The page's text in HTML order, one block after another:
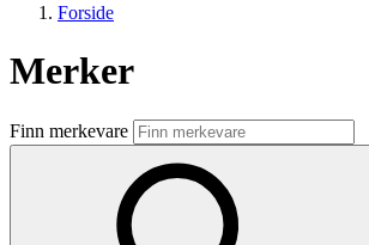
Butikker
Mat og drikke
Forside
Merker
Finn merkevare